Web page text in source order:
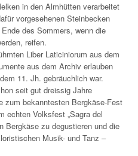
in den Almhütten verarbeitet
vorgesehenen Steinbecken
des Sommers, wenn die
reifen.
Liber Laticiniorum aus dem
aus dem Archiv erlauben
11. Jh. gebräuchlich war.
seit gut dreissig Jahre
zum bekanntesten Bergkäse-Fest
echten Volksfest „Sagra del
Bergkäse zu degustieren und die
Musik- und Tanz –